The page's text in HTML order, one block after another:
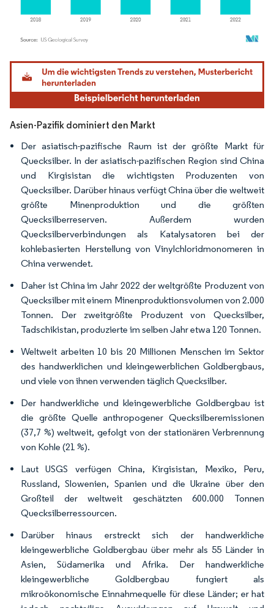
Bild © Mordor Intelligence. Wiederverwendung erfordert Namensnennung gemäß
Asien-Pazifik dominiert den Markt
Der asiatisch-pazifische Raum ist der größte Markt für
Quecksilber. In der asiatisch-pazifischen Region sind China
und Kirgisistan die wichtigsten Produzenten von
Quecksilber. Darüber hinaus verfügt China über die weltweit
größte Minenproduktion und die größten
Quecksilberreserven. Außerdem wurden
Quecksilberverbindungen als Katalysatoren bei der
kohlebasierten Herstellung von Vinylchloridmonomeren in
China verwendet.
Daher ist China im Jahr 2022 der weltgrößte Produzent von
Quecksilber mit einem Minenproduktionsvolumen von 2.000
Tonnen. Der zweitgrößte Produzent von Quecksilber,
Tadschikistan, produzierte im selben Jahr etwa 120 Tonnen.
Weltweit arbeiten 10 bis 20 Millionen Menschen im Sektor
des handwerklichen und kleingewerblichen Goldbergbaus,
und viele von ihnen verwenden täglich Quecksilber.
Der handwerkliche und kleingewerbliche Goldbergbau ist
die größte Quelle anthropogener Quecksilberemissionen
(37,7 %) weltweit, gefolgt von der stationären Verbrennung
von Kohle (21 %).
Laut USGS verfügen China, Kirgisistan, Mexiko, Peru,
Russland, Slowenien, Spanien und die Ukraine über den
Großteil der weltweit geschätzten 600.000 Tonnen
Quecksilberressourcen.
Darüber hinaus erstreckt sich der handwerkliche
kleingewerbliche Goldbergbau über mehr als 55 Länder in
Asien, Südamerika und Afrika. Der handwerkliche
kleingewerbliche Goldbergbau fungiert als
mikroökonomische Einnahmequelle für diese Länder; er hat